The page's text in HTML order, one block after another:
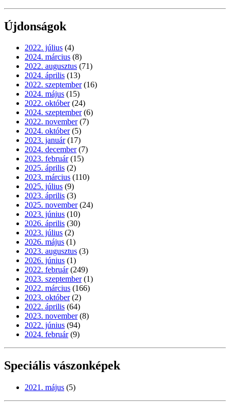
Újdonságok
2022. július (4)
2024. március (8)
2022. augusztus (71)
2024. április (13)
2022. szeptember (16)
2024. május (15)
2022. október (24)
2024. szeptember (6)
2022. november (7)
2024. október (5)
2023. január (17)
2024. december (7)
2023. február (15)
2025. április (2)
2023. március (110)
2025. július (9)
2023. április (3)
2025. november (24)
2023. június (10)
2026. április (30)
2023. július (2)
2026. május (1)
2023. augusztus (3)
2026. június (1)
2022. február (249)
2023. szeptember (1)
2022. március (166)
2023. október (2)
2022. április (64)
2023. november (8)
2022. június (94)
2024. február (9)
Speciális vászonképek
2021. május (5)